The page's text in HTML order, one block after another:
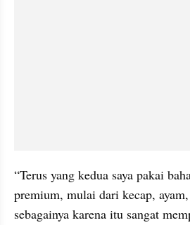
“Terus yang kedua saya pakai
premium, mulai dari kecap, ayam,
sebagainya karena itu sangat